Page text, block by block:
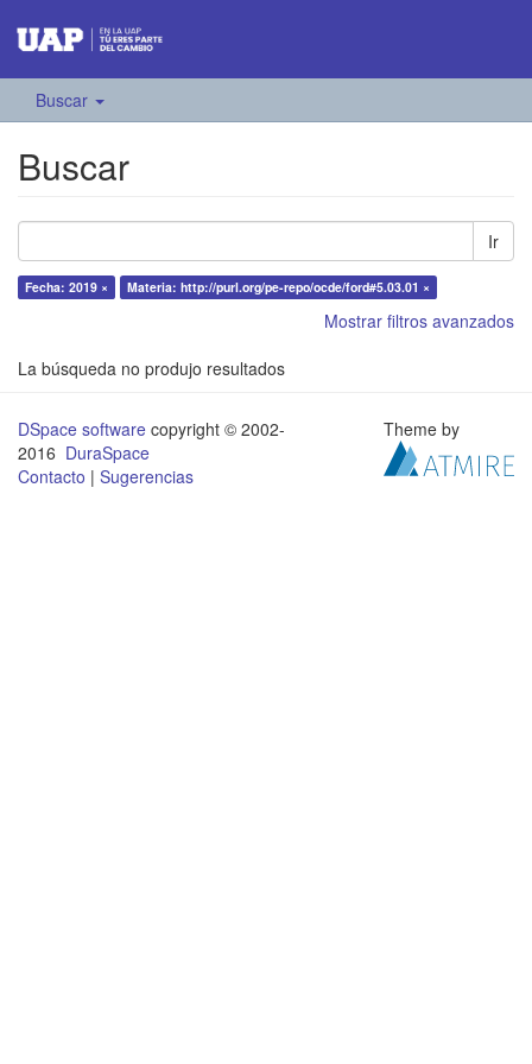
Buscar
Buscar
Ir
Fecha: 2019 × Materia: http://purl.org/pe-repo/ocde/ford#5.03.01 ×
Mostrar filtros avanzados
La búsqueda no produjo resultados
DSpace software copyright © 2002-
2016 DuraSpace
Contacto | Sugerencias
Theme by